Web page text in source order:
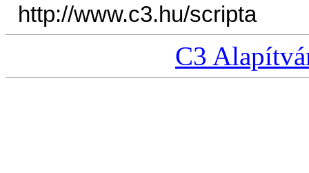
http://www.c3.hu/scripta
C3